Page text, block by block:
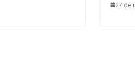
27 de